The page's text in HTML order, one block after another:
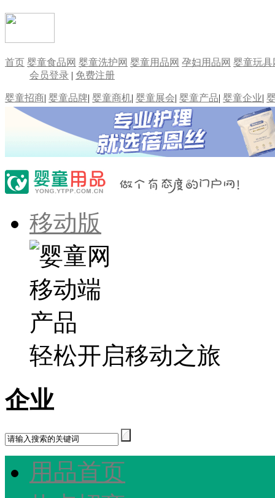
首页 婴童食品网 婴童洗护网 婴童用品网 孕妇用品网 婴童玩具
会员登录 | 免费注册
婴童招商| 婴童品牌| 婴童商机| 婴童展会| 婴童产品| 婴童企业|
移动版
轻松开启移动之旅
企业
用品首页